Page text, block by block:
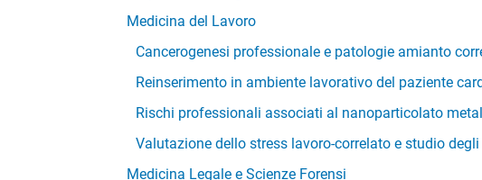
Medicina del Lavoro
Cancerogenesi professionale e patologie amianto
Reinserimento in ambiente lavorativo del paziente
Rischi professionali associati al nanoparticolato
Valutazione dello stress lavoro-correlato e studio
Medicina Legale e Scienze Forensi